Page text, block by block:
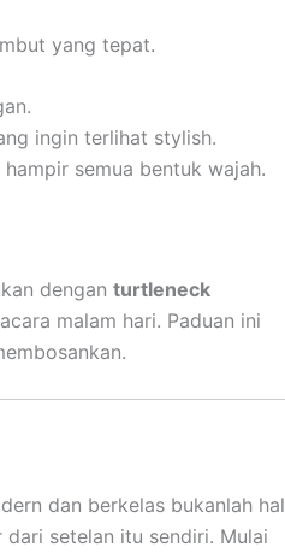
yang tepat.
ingin terlihat stylish.
semua bentuk wajah.
dengan turtleneck
malam hari. Paduan ini
dan berkelas bukanlah hal
setelan itu sendiri. Mulai